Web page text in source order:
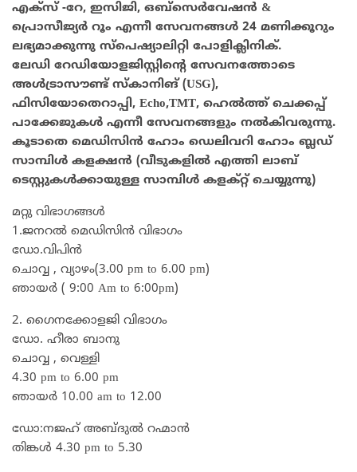
എക്‌സ് -റേ, ഇസിജി, ഒബ്‌സെര്‍വേഷന്‍ &
പ്രൊസീജ്യര്‍ റൂം എന്നീ സേവനങ്ങള്‍ 24 മണിക്കൂറും
ലഭ്യമാക്കുന്നു സ്‌പെഷ്യാലിറ്റി പോളിക്ലിനിക്.
ലേഡി റേഡിയോളജിസ്റ്റിന്റെ സേവനത്തോടെ
അള്‍ട്രാസൗണ്ട് സ്‌കാനിങ് (USG),
ഫിസിയോതെറാപ്പി, Echo,TMT, ഹെല്‍ത്ത് ചെക്കപ്പ്
പാക്കേജുകള്‍ എന്നീ സേവനങ്ങളും നല്‍കിവരുന്നു.
കൂടാതെ മെഡിസിൻ ഹോം ഡെലിവറി ഹോം ബ്ലഡ്‌
സാമ്പിൾ കളക്ഷൻ (വീടുകളിൽ എത്തി ലാബ്
ടെസ്റ്റുകൾക്കായുള്ള സാമ്പിൾ കളക്റ്റ് ചെയ്യുന്നു)
മറ്റു വിഭാഗങ്ങൾ
1.ജനറൽ മെഡിസിൻ വിഭാഗം
ഡോ.വിപിൻ
ചൊവ്വ , വ്യാഴം(3.00 pm to 6.00 pm)
ഞായർ ( 9:00 Am to 6:00pm)
2. ഗൈനക്കോളജി വിഭാഗം
ഡോ. ഹീരാ ബാനു
ചൊവ്വ , വെള്ളി
4.30 pm to 6.00 pm
ഞായർ 10.00 am to 12.00
ഡോ:നജഹ് അബ്ദുൽ റഹ്മാൻ
തിങ്കൾ 4.30 pm to 5.30